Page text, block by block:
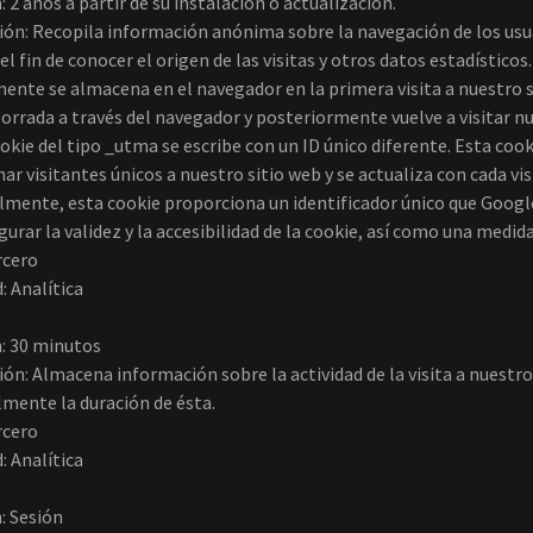
Recopila información anónima sobre la navegación de los
fin de conocer el origen de las visitas y otros datos
se almacena en el navegador en la primera visita a nuestro
a través del navegador y posteriormente vuelve a visitar
del tipo _utma se escribe con un ID único diferente. Esta
visitantes únicos a nuestro sitio web y se actualiza con cada
esta cookie proporciona un identificador único que
la validez y la accesibilidad de la cookie, así como una
Analítica
30 minutos
Almacena información sobre la actividad de la visita a
la duración de ésta.
Analítica
Sesión